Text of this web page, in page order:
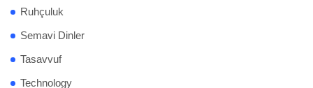
Ruhçuluk
Semavi Dinler
Tasavvuf
Technology